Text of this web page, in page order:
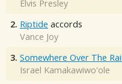
Elvis Presley
2. Riptide accords
Vance Joy
3. Somewhere Over The
Israel Kamakawiwo'ole